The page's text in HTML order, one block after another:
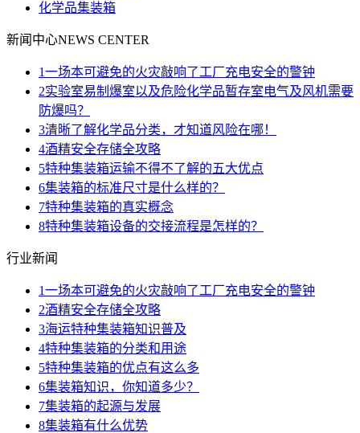
化学品集装箱
新闻中心NEWS CENTER
1一场本可避免的火灾敲响了工厂充电安全的警钟
2实验室易制爆室以及危险化学品暂存室电气及风机需要
防爆吗？
3清晰了解化学品分类，才知道风险在哪！
4酒精安全存储全攻略
5特种集装箱运输不得不了解的五大优点
6集装箱的标准尺寸是什么样的？
7特种集装箱的真实概念
8特种集装箱设备的交接流程是怎样的？
行业新闻
1一场本可避免的火灾敲响了工厂充电安全的警钟
2酒精安全存储全攻略
3海运特种集装箱知识普及
4特种集装箱的分类和用途
5特种集装箱的优点有这么多
6集装箱知识，你知道多少？
7集装箱的起源与发展
8集装箱有什么优势